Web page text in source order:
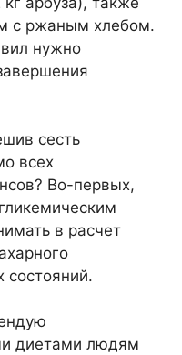
с ржаным хлебом.
нужно
сесть
всех
Во-первых,
в расчет
состояний.
диетами людям